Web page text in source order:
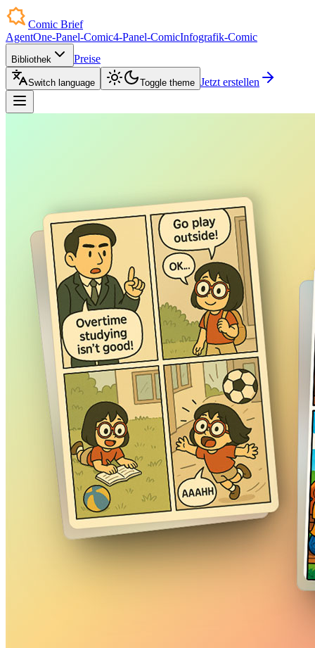
Comic Brief
AgentOne-Panel-Comic4-Panel-ComicInfografik-Comic
Bibliothek Preise
Switch language Toggle theme Jetzt erstellen